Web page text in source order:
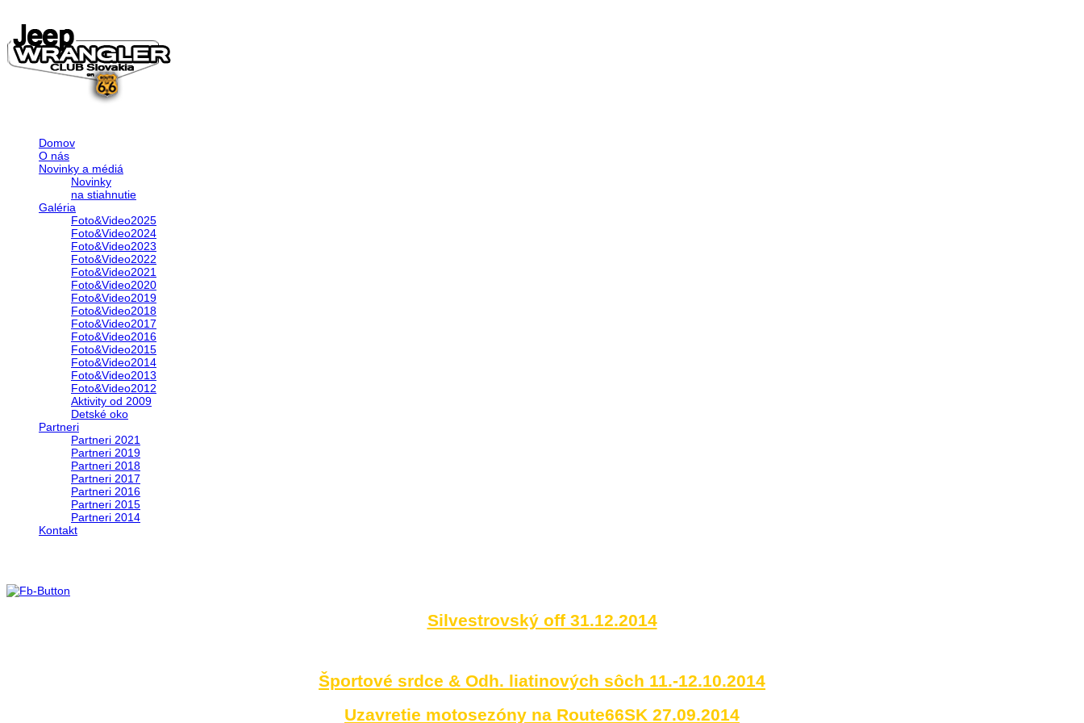
Domov
O nás
Novinky a médiá
Novinky
na stiahnutie
Galéria
Foto&Video2025
Foto&Video2024
Foto&Video2023
Foto&Video2022
Foto&Video2021
Foto&Video2020
Foto&Video2019
Foto&Video2018
Foto&Video2017
Foto&Video2016
Foto&Video2015
Foto&Video2014
Foto&Video2013
Foto&Video2012
Aktivity od 2009
Detské oko
Partneri
Partneri 2021
Partneri 2019
Partneri 2018
Partneri 2017
Partneri 2016
Partneri 2015
Partneri 2014
Kontakt
Silvestrovský off 31.12.2014
Športové srdce & Odh. liatinových sôch 11.-12.10.2014
Uzavretie motosezóny na Route66SK 27.09.2014